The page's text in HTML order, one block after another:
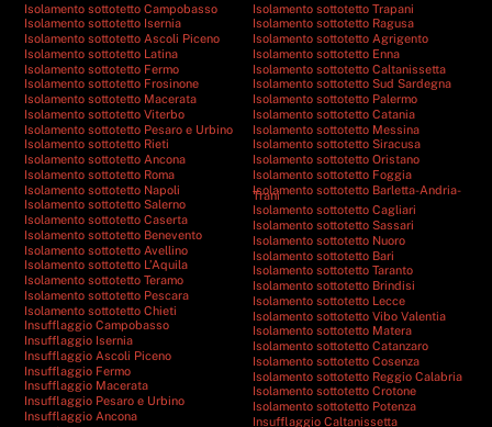
Isolamento sottotetto Campobasso
Isolamento sottotetto Isernia
Isolamento sottotetto Ascoli Piceno
Isolamento sottotetto Latina
Isolamento sottotetto Fermo
Isolamento sottotetto Frosinone
Isolamento sottotetto Macerata
Isolamento sottotetto Viterbo
Isolamento sottotetto Pesaro e Urbino
Isolamento sottotetto Rieti
Isolamento sottotetto Ancona
Isolamento sottotetto Roma
Isolamento sottotetto Napoli
Isolamento sottotetto Salerno
Isolamento sottotetto Caserta
Isolamento sottotetto Benevento
Isolamento sottotetto Avellino
Isolamento sottotetto L’Aquila
Isolamento sottotetto Teramo
Isolamento sottotetto Pescara
Isolamento sottotetto Chieti
Insufflaggio Campobasso
Insufflaggio Isernia
Insufflaggio Ascoli Piceno
Insufflaggio Fermo
Insufflaggio Macerata
Insufflaggio Pesaro e Urbino
Insufflaggio Ancona
Isolamento sottotetto Trapani
Isolamento sottotetto Ragusa
Isolamento sottotetto Agrigento
Isolamento sottotetto Enna
Isolamento sottotetto Caltanissetta
Isolamento sottotetto Sud Sardegna
Isolamento sottotetto Palermo
Isolamento sottotetto Catania
Isolamento sottotetto Messina
Isolamento sottotetto Siracusa
Isolamento sottotetto Oristano
Isolamento sottotetto Foggia
Isolamento sottotetto Barletta-Andria-
Trani
Isolamento sottotetto Cagliari
Isolamento sottotetto Sassari
Isolamento sottotetto Nuoro
Isolamento sottotetto Bari
Isolamento sottotetto Taranto
Isolamento sottotetto Brindisi
Isolamento sottotetto Lecce
Isolamento sottotetto Vibo Valentia
Isolamento sottotetto Matera
Isolamento sottotetto Catanzaro
Isolamento sottotetto Cosenza
Isolamento sottotetto Reggio Calabria
Isolamento sottotetto Crotone
Isolamento sottotetto Potenza
Insufflaggio Caltanissetta